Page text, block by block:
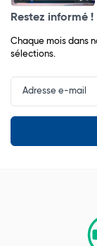
Restez informé !
Chaque mois dans
sélections.
Input
Newsletter